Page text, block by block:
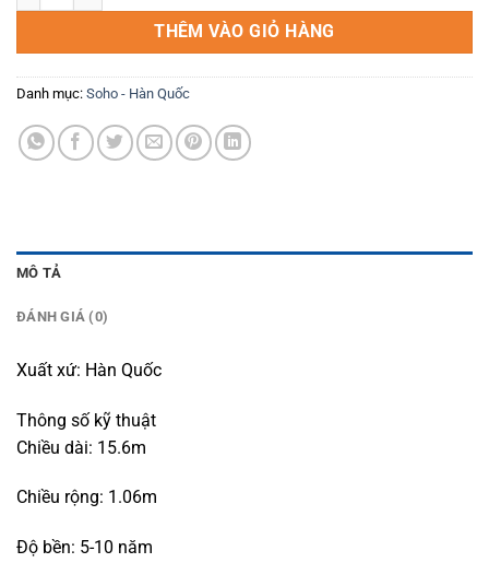
THÊM VÀO GIỎ HÀNG
Danh mục: Soho - Hàn Quốc
MÔ TẢ
ĐÁNH GIÁ (0)
Xuất xứ: Hàn Quốc
Thông số kỹ thuật
Chiều dài: 15.6m
Chiều rộng: 1.06m
Độ bền: 5-10 năm